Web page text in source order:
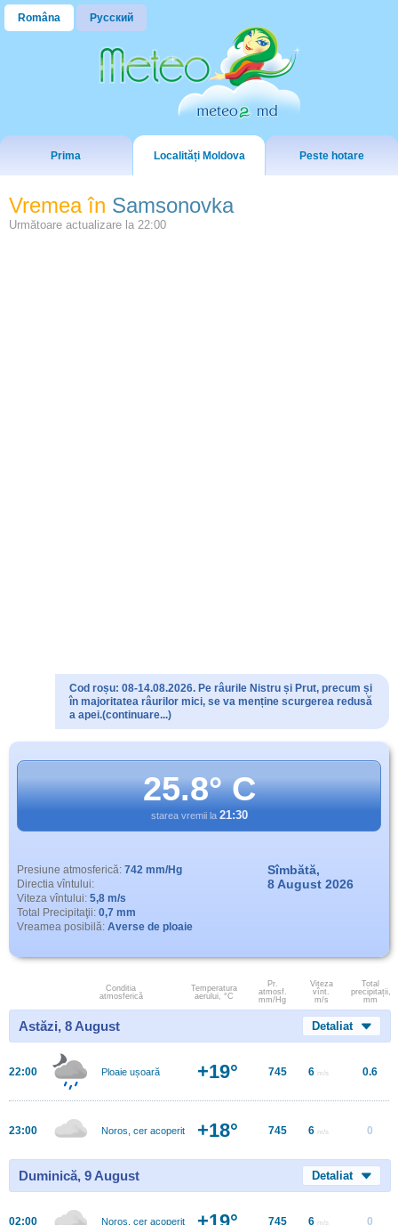
Româna Русский
Prima Localități Moldova Peste hotare
Vremea în Samsonovka
Următoare actualizare la 22:00
Cod roșu: 08-14.08.2026. Pe râurile Nistru și Prut, precum și
în majoritatea râurilor mici, se va menține scurgerea redusă
a apei.(continuare...)
25.8° C
starea vremii la 21:30
Presiune atmosferică: 742 mm/Hg
Directia vîntului:
Viteza vîntului: 5,8 m/s
Total Precipitaţii: 0,7 mm
Vreamea posibilă: Averse de ploaie
Sîmbătă,
8 August 2026
Conditia
atmosferică
Temperatura
aerului, °C
Pr.
atmosf.
mm/Hg
Viteza
vînt.
m/s
Total
precipitații,
mm
Astăzi, 8 August Detaliat
22:00 Ploaie ușoară +19° 745 6 m/s 0.6
23:00 Noros, cer acoperit +18° 745 6 m/s 0
Duminică, 9 August Detaliat
02:00 Noros, cer acoperit 745 6 m/s 0